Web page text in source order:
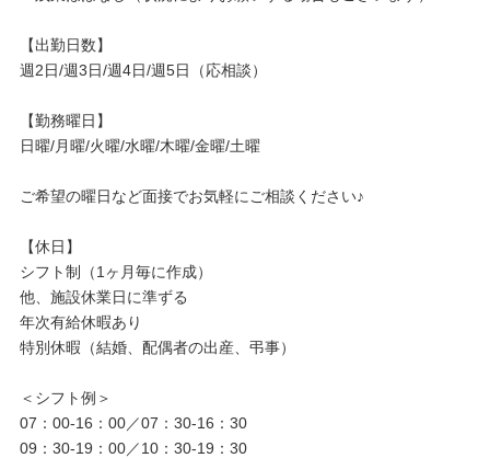
【出勤日数】
週2日/週3日/週4日/週5日（応相談）
【勤務曜日】
日曜/月曜/火曜/水曜/木曜/金曜/土曜
ご希望の曜日など面接でお気軽にご相談ください♪
【休日】
シフト制（1ヶ月毎に作成）
他、施設休業日に準ずる
年次有給休暇あり
特別休暇（結婚、配偶者の出産、弔事）
＜シフト例＞
07：00-16：00／07：30-16：30
09：30-19：00／10：30-19：30